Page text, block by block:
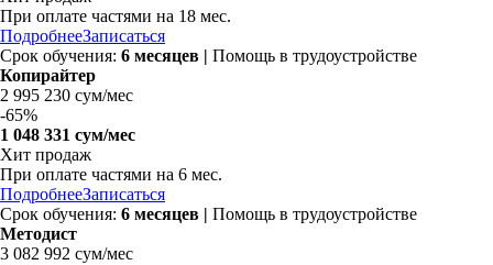
При оплате частями на 18 мес.
ПодробнееЗаписаться
Срок обучения: 6 месяцев | Помощь в трудоустройстве
Копирайтер
2 995 230 сум/мес
-65%
1 048 331 сум/мес
Хит продаж
При оплате частями на 6 мес.
ПодробнееЗаписаться
Срок обучения: 6 месяцев | Помощь в трудоустройстве
Методист
3 082 992 сум/мес